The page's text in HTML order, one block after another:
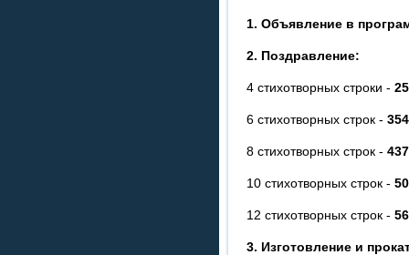
1. Объявление в
2. Поздравление:
4 стихотворных строки -
6 стихотворных строк -
8 стихотворных строк -
10 стихотворных строк -
12 стихотворных строк -
3. Изготовление и